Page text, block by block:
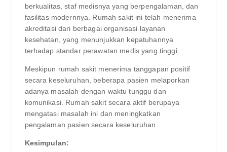
berkualitas, staf medisnya yang berpengalaman, dan
fasilitas modernnya. Rumah sakit ini telah menerima
akreditasi dari berbagai organisasi layanan
kesehatan, yang menunjukkan kepatuhannya
terhadap standar perawatan medis yang tinggi.
Meskipun rumah sakit menerima tanggapan positif
secara keseluruhan, beberapa pasien melaporkan
adanya masalah dengan waktu tunggu dan
komunikasi. Rumah sakit secara aktif berupaya
mengatasi masalah ini dan meningkatkan
pengalaman pasien secara keseluruhan.
Kesimpulan: